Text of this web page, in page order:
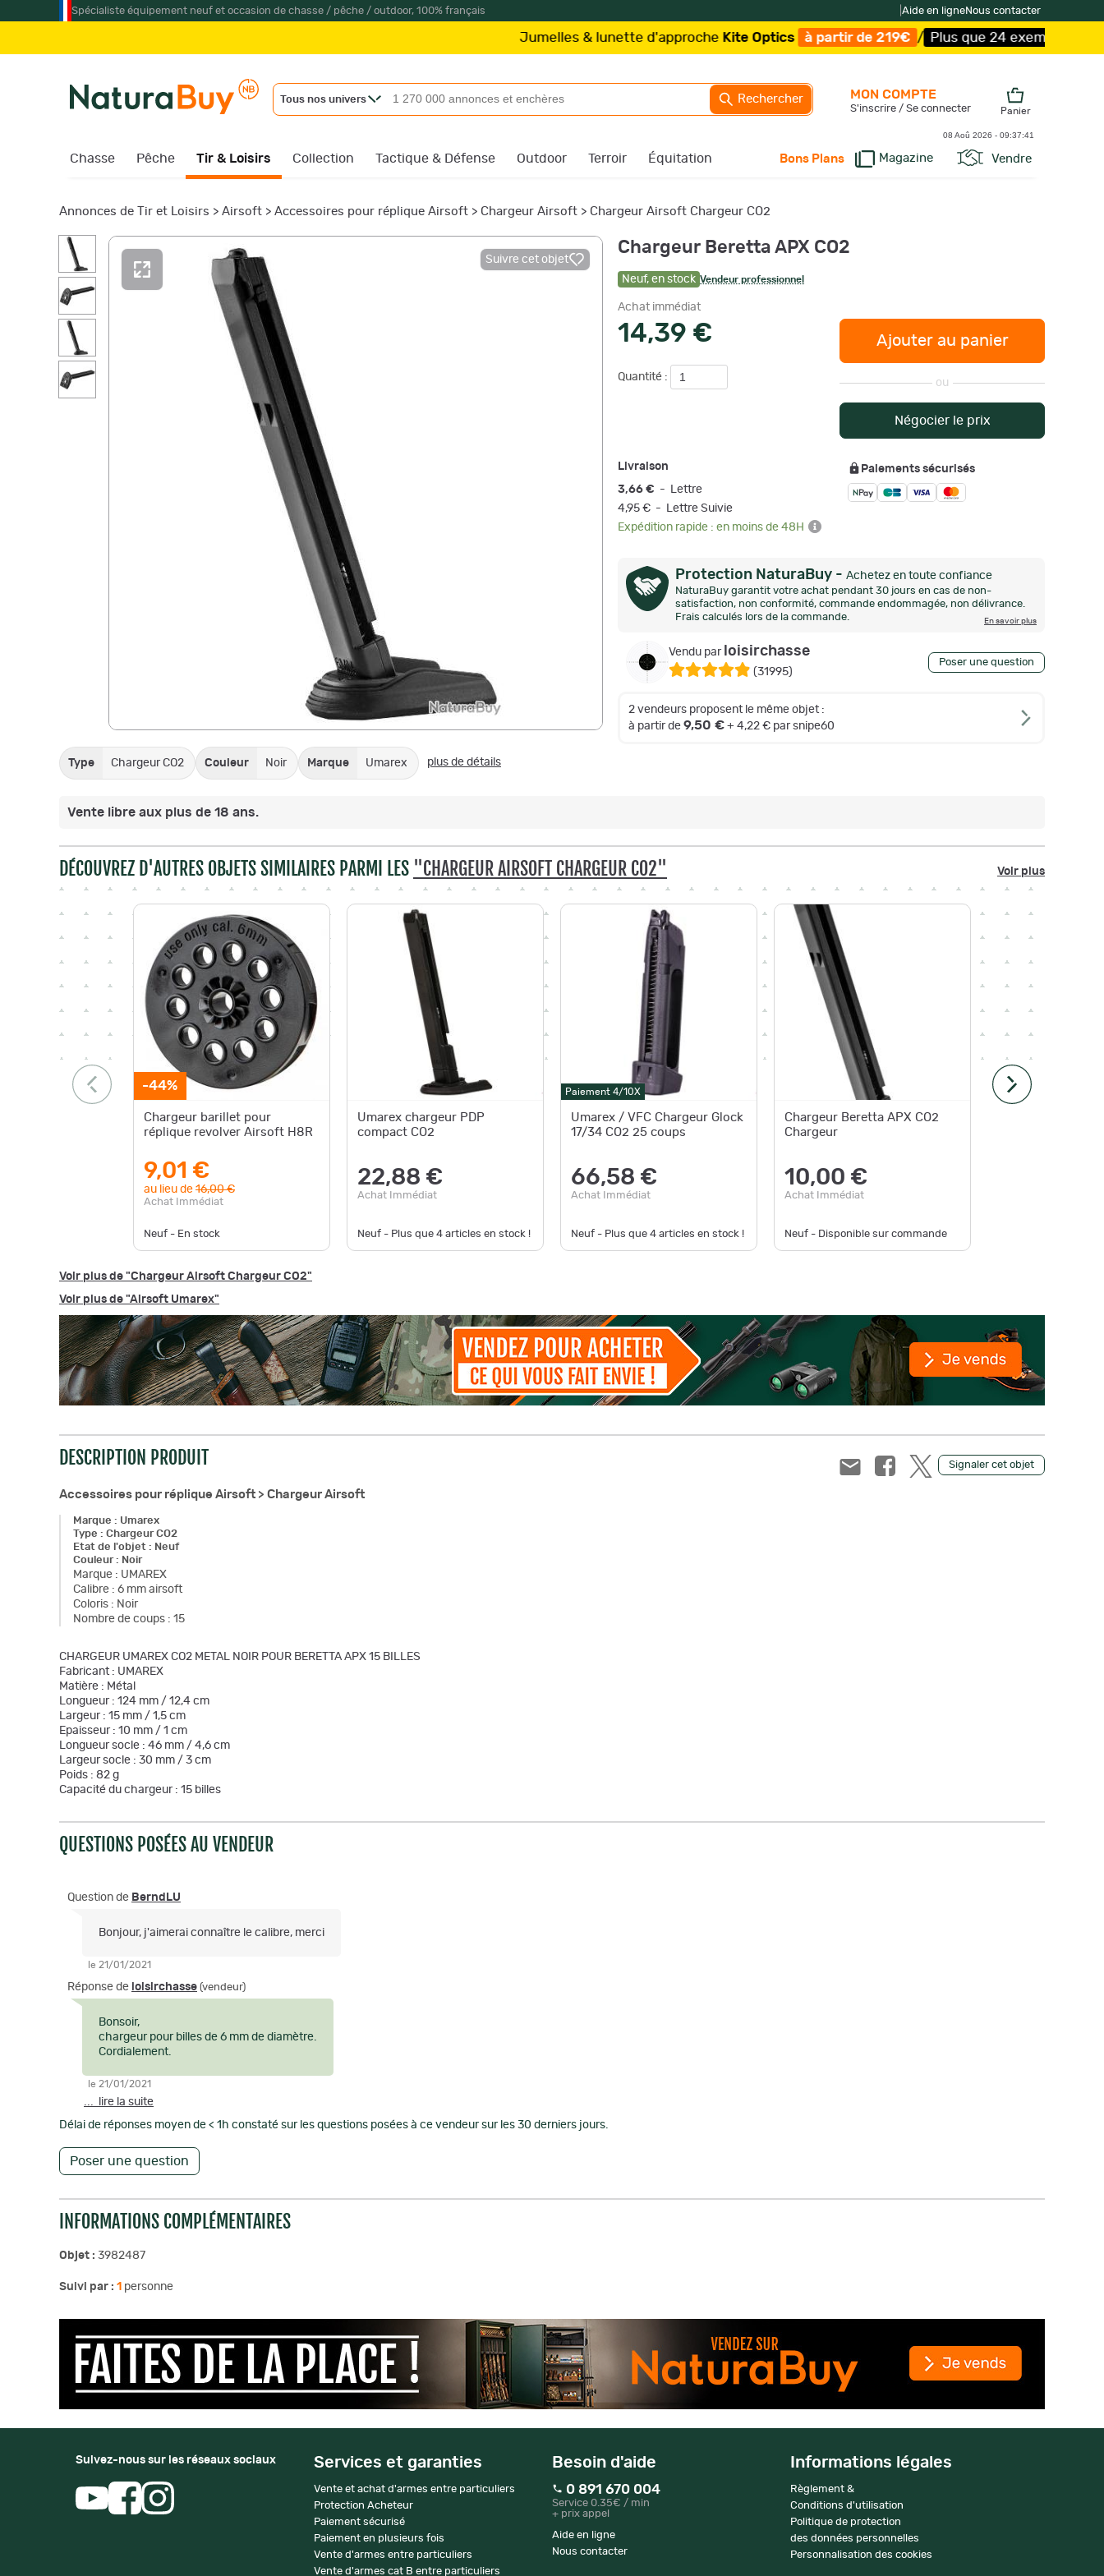
Spécialiste équipement neuf et occasion de chasse / pêche / outdoor, 100% français Aide en ligneNous contacter
Jumelles & lunette d'approche Kite Optics à partir de 219€ / Plus que 24 exemplaires ! /Livraison
Tous nos univers Rechercher
Chasse Pêche Tir & Loisirs Collection Tactique & Défense Outdoor Terroir Équitation Bons Plans Magazine Vendre
MON COMPTE
S'inscrire / Se connecter Panier
08 Aoû 2026 - 09:37:42
Annonces de Tir et Loisirs > Airsoft > Accessoires pour réplique Airsoft > Chargeur Airsoft > Chargeur Airsoft Chargeur CO2
Suivre cet objet
Type Chargeur CO2 Couleur Noir Marque Umarex plus de détails
Chargeur Beretta APX CO2
Neuf, en stock Vendeur professionnel
Achat immédiat
14,39 €
Quantité :
Ajouter au panier
ou
Négocier le prix
Livraison
3,66 € - Lettre
4,95 € - Lettre Suivie
Expédition rapide : en moins de 48H
Paiements sécurisés
Protection NaturaBuy - Achetez en toute confiance
NaturaBuy garantit votre achat pendant 30 jours en cas de non-
satisfaction, non conformité, commande endommagée, non délivrance.
Frais calculés lors de la commande.
En savoir plus
Vendu par loisirchasse
(31995)
Poser une question
2 vendeurs proposent le même objet :
à partir de 9,50 € + 4,22 € par snipe60
Vente libre aux plus de 18 ans.
DÉCOUVREZ D'AUTRES OBJETS SIMILAIRES PARMI LES "CHARGEUR AIRSOFT CHARGEUR CO2" Voir plus
-44%
Chargeur barillet pour
réplique revolver Airsoft H8R
9,01 €
au lieu de 16,00 €
Achat Immédiat
Neuf - En stock
Umarex chargeur PDP
compact CO2
22,88 €
Achat Immédiat
Neuf - Plus que 4 articles en stock !
Paiement 4/10X
Umarex / VFC Chargeur Glock
17/34 CO2 25 coups
66,58 €
Achat Immédiat
Neuf - Plus que 4 articles en stock !
Chargeur Beretta APX CO2
Chargeur
10,00 €
Achat Immédiat
Neuf - Disponible sur commande
Voir plus de "Chargeur Airsoft Chargeur CO2"
Voir plus de "Airsoft Umarex"
Signaler cet objet
DESCRIPTION PRODUIT
Accessoires pour réplique Airsoft > Chargeur Airsoft
Marque : Umarex
Type : Chargeur CO2
Etat de l'objet : Neuf
Couleur: Noir
Marque : UMAREX
Calibre : 6 mm airsoft
Coloris : Noir
Nombre de coups : 15
CHARGEUR UMAREX CO2 METAL NOIR POUR BERETTA APX 15 BILLES
Fabricant : UMAREX
Matière : Métal
Longueur : 124 mm / 12,4 cm
Largeur : 15 mm / 1,5 cm
Epaisseur : 10 mm / 1 cm
Longueur socle : 46 mm / 4,6 cm
Largeur socle : 30 mm / 3 cm
Poids : 82 g
Capacité du chargeur : 15 billes
QUESTIONS POSÉES AU VENDEUR
Question de BerndLU
Bonjour, j'aimerai connaître le calibre, merci
le 21/01/2021
Réponse de loisirchasse (vendeur)
Bonsoir,
chargeur pour billes de 6 mm de diamètre.
Cordialement.
le 21/01/2021
... lire la suite
Délai de réponses moyen de < 1h constaté sur les questions posées à ce vendeur sur les 30 derniers jours.
Poser une question
INFORMATIONS COMPLÉMENTAIRES
Objet : 3982487
Suivi par : 1 personne
Suivez-nous sur les réseaux sociaux Services et garanties
Vente et achat d'armes entre particuliers
Protection Acheteur
Paiement sécurisé
Paiement en plusieurs fois
Vente d'armes entre particuliers
Vente d'armes cat B entre particuliers
Besoin d'aide
0 891 670 004
Service 0.35€ / min
+ prix appel
Aide en ligne
Nous contacter
Informations légales
Règlement &
Conditions d'utilisation
Politique de protection
des données personnelles
Personnalisation des cookies